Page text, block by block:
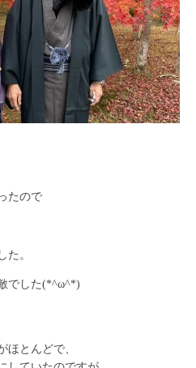
たので
た。
でした(*^ω^*)
ほとんどで、